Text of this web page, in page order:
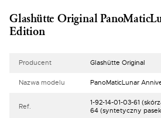
Glashütte Original
Edition
Producent Glashütte Original
Nazwa modelu PanoMaticLunar
Ref.
1-92-14-01-03-61
64 (syntetyczny